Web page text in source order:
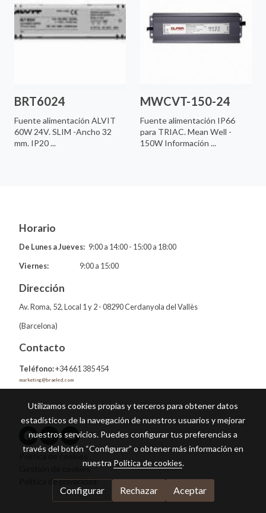
BRT6024
Fuente alimentación ALVIT
60W 24V. SLIM -Ancho 32
mm. IP20 ...
MWCVT-150-24
Fuente alimentación IP66
para TRIAC. Mean Well -
150W Información ...
Horario
De Lunes a Jueves: 9:00 a 14:00 - 15:00 a 18:00
Viernes: 9:00 a 15:00
Dirección
Av. Roma, 52, Local 1 y 2 - 08290 Cerdanyola del Vallès
(Barcelona)
Contacto
Teléfono:+34 661 385 454
marketing@braeled.com
Gestión de cookies
Política de privacidad
Utilizamos cookies propias y terceros para obtener datos
estadísticos de la navegación de nuestros usuarios y mejorar
nuestros servicios. Puedes configurar tus preferencias a
través del botón “Configurar” o obtener más información en
nuestra Política de cookies.
Configurar Rechazar Aceptar